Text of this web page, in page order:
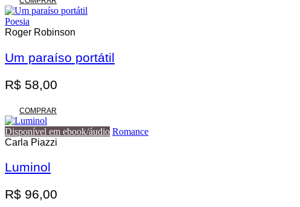
Poesia
Roger Robinson
Um paraíso portátil
R$ 58,00
COMPRAR
Disponível em ebook/áudio Romance
Carla Piazzi
Luminol
R$ 96,00